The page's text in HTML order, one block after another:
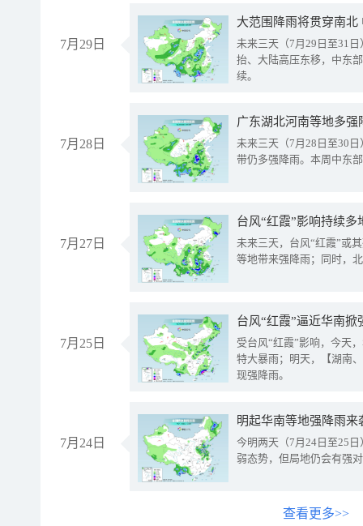
7月29日
大范围降雨将贯穿南
未来三天（7月29日至31
抬、大陆高压东移，中东
续。
7月28日
广东湖北河南等地多
未来三天（7月28日至30
带仍多强降雨。本周中东
7月27日
台风“红霞”影响持续
未来三天，台风“红霞”或
等地带来强降雨；同时，
7月25日
台风“红霞”逼近华南
受台风“红霞”影响，今天
特大暴雨；明天，【湖南
现强降雨。
7月24日
明起华南等地强降雨
今明两天（7月24日至25
弱态势，但局地仍会有强
查看更多>>